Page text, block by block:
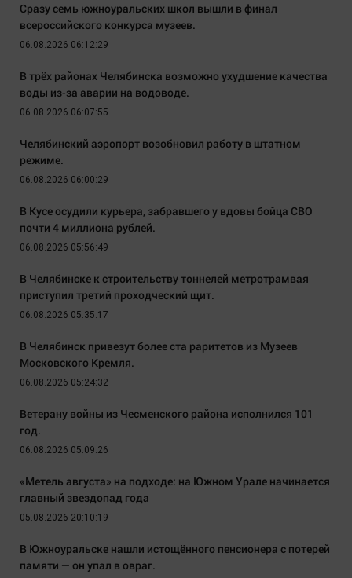
Сразу семь южноуральских школ вышли в финал
всероссийского конкурса музеев.
06.08.2026 06:12:29
В трёх районах Челябинска возможно ухудшение качества
воды из-за аварии на водоводе.
06.08.2026 06:07:55
Челябинский аэропорт возобновил работу в штатном
режиме.
06.08.2026 06:00:29
В Кусе осудили курьера, забравшего у вдовы бойца СВО
почти 4 миллиона рублей.
06.08.2026 05:56:49
В Челябинске к строительству тоннелей метротрамвая
приступил третий проходческий щит.
06.08.2026 05:35:17
В Челябинск привезут более ста раритетов из Музеев
Московского Кремля.
06.08.2026 05:24:32
Ветерану войны из Чесменского района исполнился 101
год.
06.08.2026 05:09:26
«Метель августа» на подходе: на Южном Урале начинается
главный звездопад года
05.08.2026 20:10:19
В Южноуральске нашли истощённого пенсионера с потерей
памяти — он упал в овраг.